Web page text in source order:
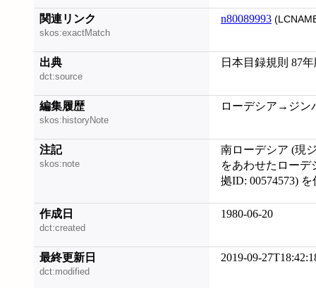
関連リンク
skos:exactMatch
n80089993
出典
dct:source
日本目録規則 87
編集履歴
skos:historyNote
ローデシア→ジン
注記
skos:note
南ローデシア (現
をあわせたローデ
拠ID: 00574573)
作成日
dct:created
1980-06-20
最終更新日
dct:modified
2019-09-